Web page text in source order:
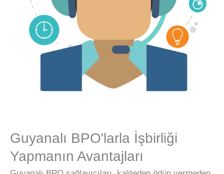
Guyanalı BPO'larla İşbirliği
Yapmanın Avantajları